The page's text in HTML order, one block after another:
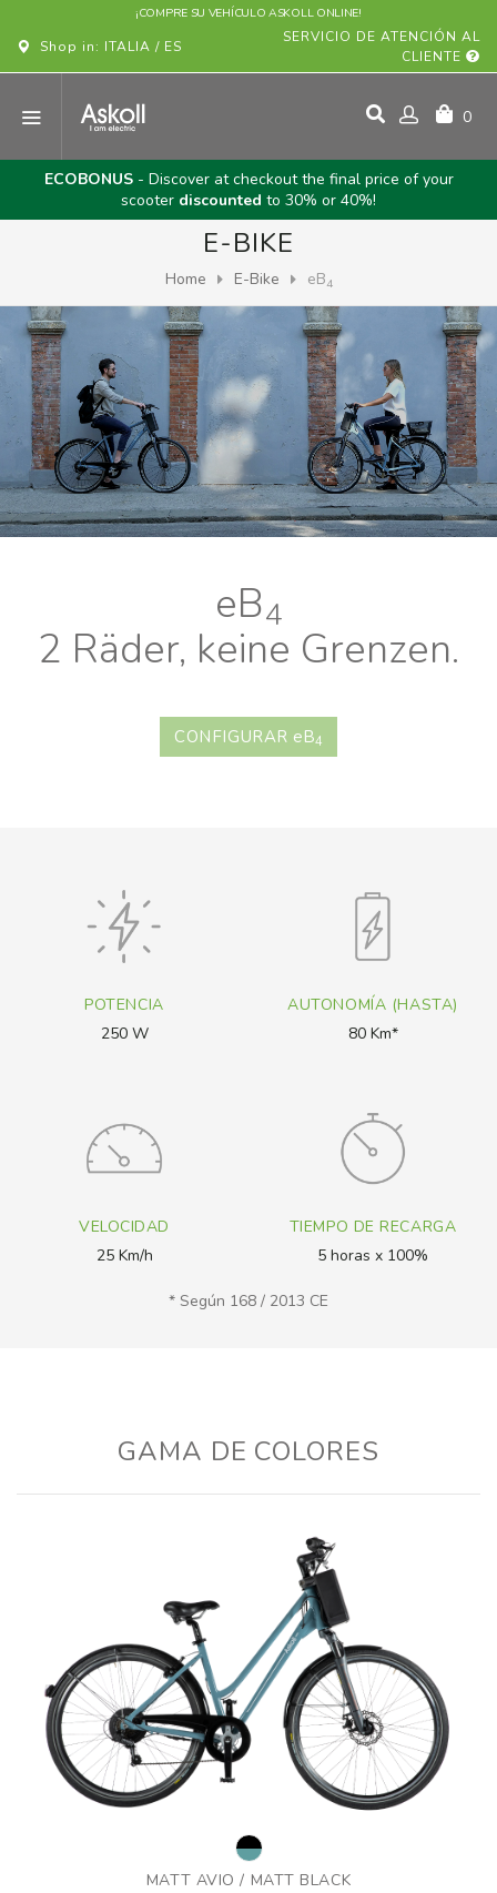
¡COMPRE SU VEHÍCULO ASKOLL ONLINE!
Shop in: ITALIA / ES
SERVICIO DE ATENCIÓN AL
CLIENTE
0
ECOBONUS- Discover at checkout the final price of your
scooter discounted to 30% or 40%!
E-BIKE
Home E-Bike eB4
eB4
2 Räder, keine Grenzen.
CONFIGURAR eB4
POTENCIA
250 W
AUTONOMÍA (HASTA)
80 Km*
VELOCIDAD
25 Km/h
TIEMPO DE RECARGA
5 horas x 100%
* Según 168 / 2013 CE
GAMA DE COLORES
MATT AVIO / MATT BLACK